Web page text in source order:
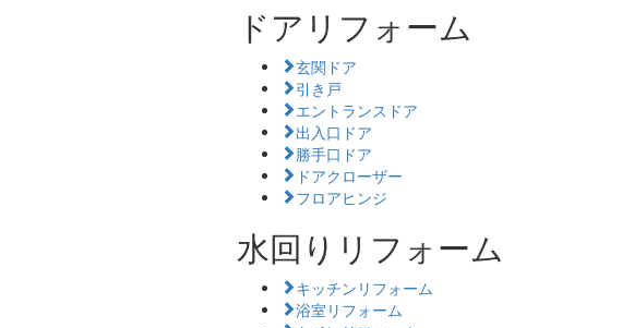
ドアリフォーム
玄関ドア
引き戸
エントランスドア
出入口ドア
勝手口ドア
ドアクローザー
フロアヒンジ
水回りリフォーム
キッチンリフォーム
浴室リフォーム